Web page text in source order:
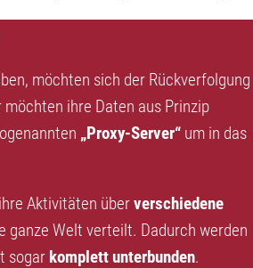
möchten sich der Rückverfolgung
ihre Daten aus Prinzip
„Proxy-Server“ um in das
Aktivitäten überverschiedene
ganze Welt verteilt. Dadurch werden
sogar komplett unterbunden.